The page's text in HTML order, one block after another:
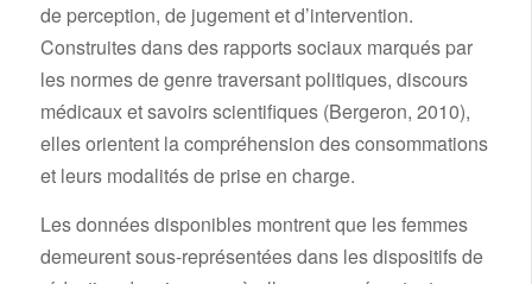
de perception, de jugement et d’intervention.
Construites dans des rapports sociaux marqués par
les normes de genre traversant politiques, discours
médicaux et savoirs scientifiques (Bergeron, 2010),
elles orientent la compréhension des consommations
et leurs modalités de prise en charge.
Les données disponibles montrent que les femmes
demeurent sous-représentées dans les dispositifs de